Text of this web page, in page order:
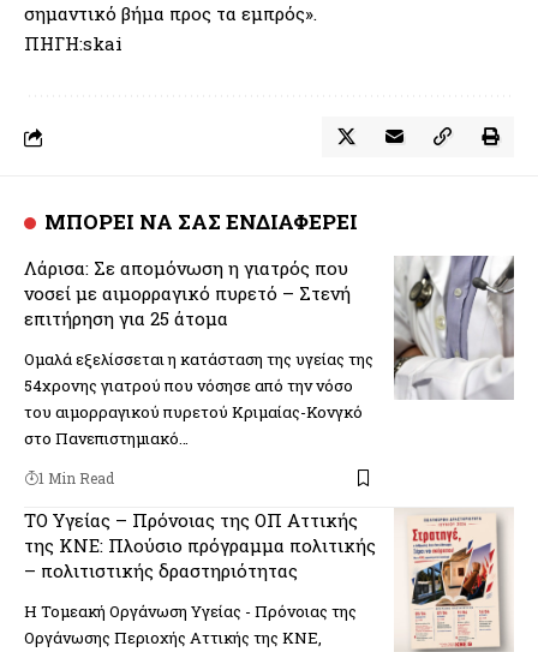
σημαντικό βήμα προς τα εμπρός».
ΠΗΓΗ:skai
ΜΠΟΡΕΙ ΝΑ ΣΑΣ ΕΝΔΙΑΦΕΡΕΙ
Λάρισα: Σε απομόνωση η γιατρός που
νοσεί με αιμορραγικό πυρετό – Στενή
επιτήρηση για 25 άτομα
Ομαλά εξελίσσεται η κατάσταση της υγείας της
54χρονης γιατρού που νόσησε από την νόσο
του αιμορραγικού πυρετού Κριμαίας-Κονγκό
στο Πανεπιστημιακό…
1 Min Read
ΤΟ Υγείας – Πρόνοιας της ΟΠ Αττικής
της ΚΝΕ: Πλούσιο πρόγραμμα πολιτικής
– πολιτιστικής δραστηριότητας
H Τομεακή Οργάνωση Υγείας - Πρόνοιας της
Οργάνωσης Περιοχής Αττικής της ΚΝΕ,